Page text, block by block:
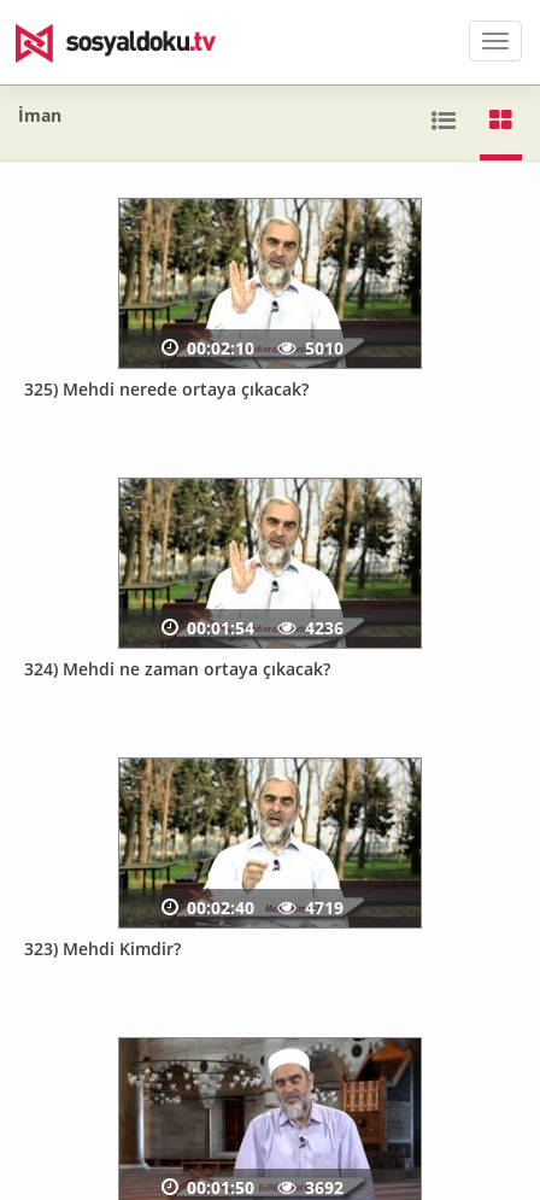
Menü
İman
325) Mehdi nerede ortaya çıkacak?
00:02:10 5010
324) Mehdi ne zaman ortaya çıkacak?
00:01:54 4236
323) Mehdi Kimdir?
00:02:40 4719
00:01:50 3692